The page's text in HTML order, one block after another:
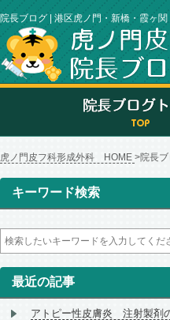
院長ブログ | 港区虎ノ門・新橋・霞ヶ
虎ノ門皮フ科形成外科 HOME 院長
キーワード検索
最近の記事
アトピー性皮膚炎 注射製剤